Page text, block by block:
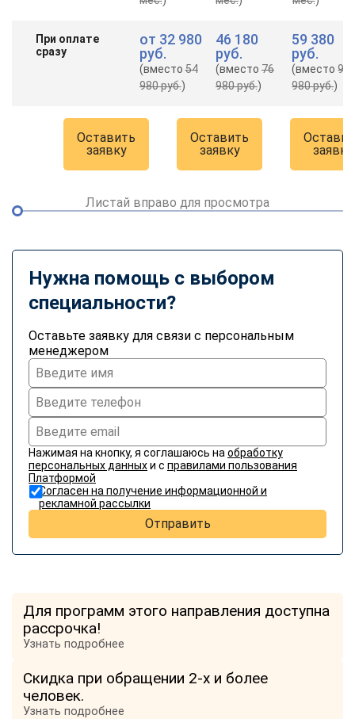
При оплате
сразу
от 32 980
руб.
(вместо54
980 руб.)
46 180
руб.
(вместо 76
980 руб.)
59 380
руб.
(вместо98
980 руб.)
Оставить
заявку
Оставить
заявку
заявку
Листай вправо для просмотра
Нужна помощь с выбором
специальности?
Оставьте заявку для связи с персональным
менеджером
Нажимая на кнопку, я соглашаюсь на обработку
персональных данныхи с правилами пользования
Платформой
Согласен на получение информационной и
рекламной рассылки
Отправить
Для программ этого направления доступна
рассрочка!
Узнать подробнее
Скидка при обращении 2-х и более
человек.
Узнать подробнее